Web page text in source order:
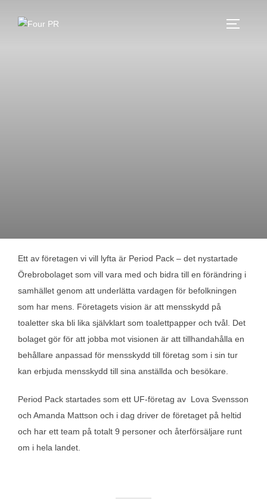
Ett av företagen vi vill lyfta är Period Pack – det nystartade
Örebrobolaget som vill vara med och bidra till en förändring i
samhället genom att underlätta vardagen för befolkningen
som har mens. Företagets vision är att mensskydd på
toaletter ska bli lika självklart som toalettpapper och tvål. Det
bolaget gör för att jobba mot visionen är att tillhandahålla en
behållare anpassad för mensskydd till företag som i sin tur
kan erbjuda mensskydd till sina anställda och besökare.
Period Pack startades som ett UF-företag av Lova Svensson
och Amanda Mattson och i dag driver de företaget på heltid
och har ett team på totalt 9 personer och återförsäljare runt
om i hela landet.